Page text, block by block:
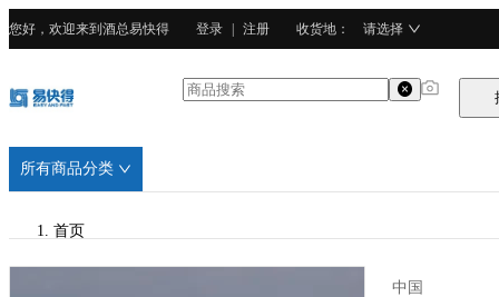
您好，欢迎来到酒总易快得 登录 注册 收货地 ： 请选择
所有商品分类
首页
中国